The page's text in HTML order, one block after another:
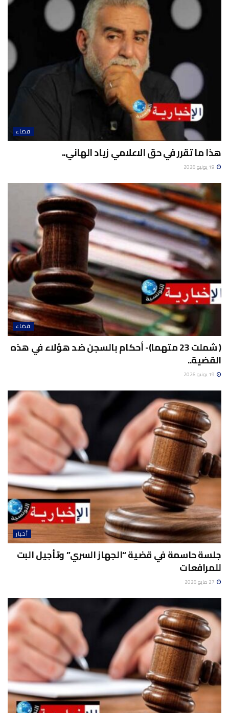
قضاء
هذا ما تقرر في حق الاعلامي زياد الهاني..
قضاء
( شملت 23 متهما)- أحكام بالسجن ضد هؤلاء في هذه
القضية..
أخبار
جلسة حاسمة في قضية “الجهاز السري” وتأجيل البت
للمرافعات